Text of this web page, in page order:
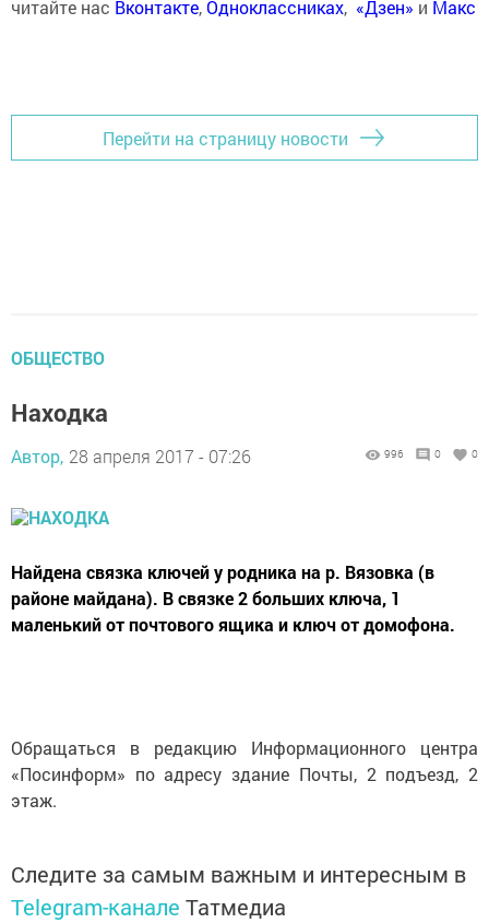
читайте нас Вконтакте,Одноклассниках, «Дзен» и Макс
Перейти на страницу новости
ОБЩЕСТВО
Находка
Автор, 28 апреля 2017 - 07:26 996 0 0
Найдена связка ключей у родника на р. Вязовка (в
районе майдана). В связке 2 больших ключа, 1
маленький от почтового ящика и ключ от домофона.
Обращаться в редакцию Информационного центра
«Посинформ» по адресу здание Почты, 2 подъезд, 2
этаж.
Следите за самым важным и интересным в
Telegram-канале Татмедиа